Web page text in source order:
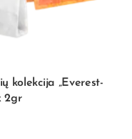
kolekcija „Everest-
2gr